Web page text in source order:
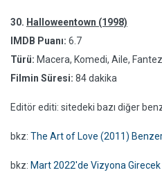
30. Halloweentown (1998)
IMDB Puanı: 6.7
Türü: Macera, Komedi, Aile,
Filmin Süresi: 84 dakika
Editör editi: sitedeki bazı diğer
bkz: The Art of Love (2011)
bkz: Mart 2022'de Vizyona